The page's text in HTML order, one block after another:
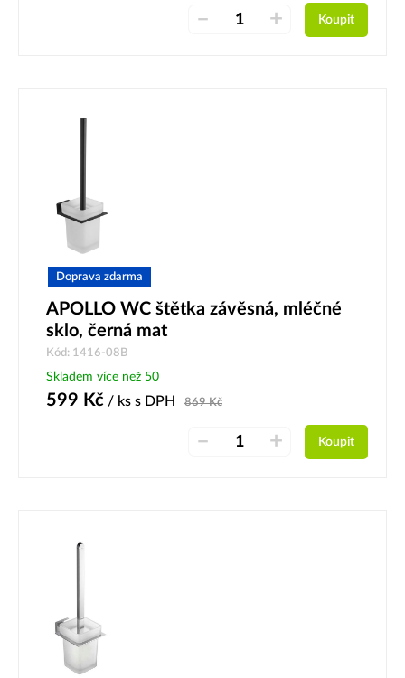
– + Koupit
Doprava zdarma
APOLLO WC štětka závěsná, mléčné
sklo, černá mat
Kód: 1416-08B
Skladem více než 50
599 Kč / ks s DPH 869Kč
– + Koupit